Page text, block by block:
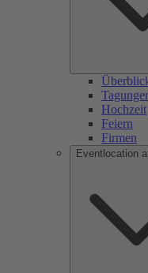
Hochzeit
Feiern
Firmen
Eventlocation